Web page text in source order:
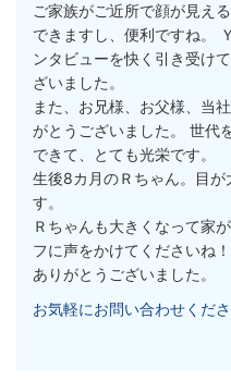
ご家族がご近所で顔が見え
できますし、便利ですね。
ンタビューを快く引き受け
ざいました。
また、お兄様、お父様、当
がとうございました。 世代
できて、とても光栄です。
生後8カ月のＲちゃん。目
す。
Ｒちゃんも大きくなって家
フに声をかけてくださいね！
ありがとうございました。
お気軽にお問い合わせくだ